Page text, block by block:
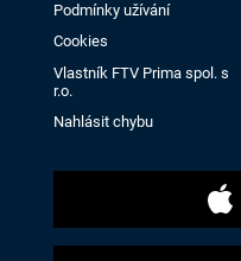
Podmínky užívání
Cookies
Vlastník FTV Prima spol. s
r.o.
Nahlásit chybu